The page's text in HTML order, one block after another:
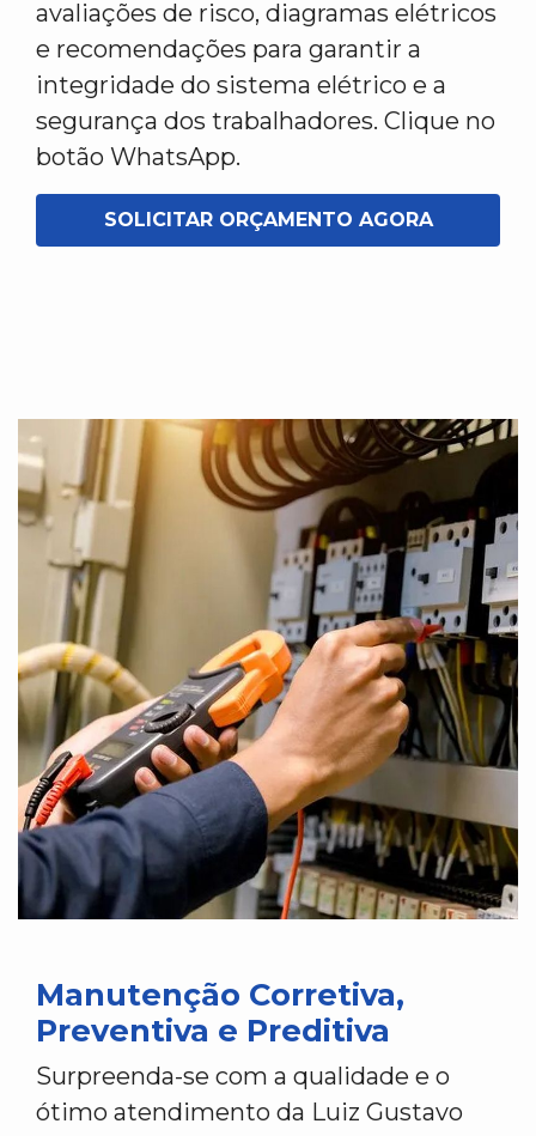
avaliações de risco, diagramas elétricos
e recomendações para garantir a
integridade do sistema elétrico e a
segurança dos trabalhadores. Clique no
botão WhatsApp.
SOLICITAR ORÇAMENTO AGORA
Manutenção Corretiva,
Preventiva e Preditiva
Surpreenda-se com a qualidade e o
ótimo atendimento da Luiz Gustavo